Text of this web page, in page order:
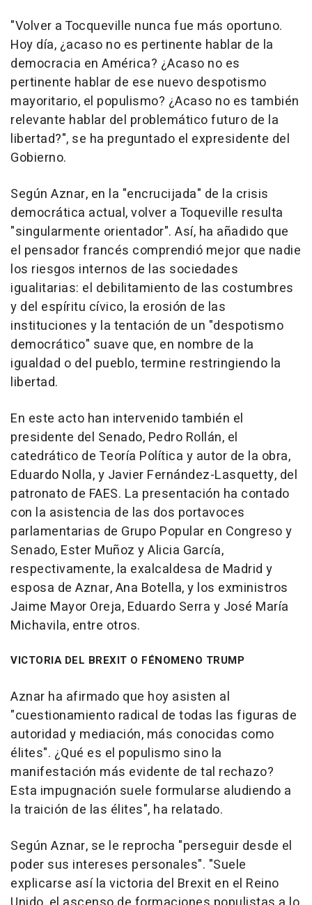
"Volver a Tocqueville nunca fue más oportuno.
Hoy día, ¿acaso no es pertinente hablar de la
democracia en América? ¿Acaso no es
pertinente hablar de ese nuevo despotismo
mayoritario, el populismo? ¿Acaso no es también
relevante hablar del problemático futuro de la
libertad?", se ha preguntado el expresidente del
Gobierno.
Según Aznar, en la "encrucijada" de la crisis
democrática actual, volver a Toqueville resulta
"singularmente orientador". Así, ha añadido que
el pensador francés comprendió mejor que nadie
los riesgos internos de las sociedades
igualitarias: el debilitamiento de las costumbres
y del espíritu cívico, la erosión de las
instituciones y la tentación de un "despotismo
democrático" suave que, en nombre de la
igualdad o del pueblo, termine restringiendo la
libertad.
En este acto han intervenido también el
presidente del Senado, Pedro Rollán, el
catedrático de Teoría Política y autor de la obra,
Eduardo Nolla, y Javier Fernández-Lasquetty, del
patronato de FAES. La presentación ha contado
con la asistencia de las dos portavoces
parlamentarias de Grupo Popular en Congreso y
Senado, Ester Muñoz y Alicia García,
respectivamente, la exalcaldesa de Madrid y
esposa de Aznar, Ana Botella, y los exministros
Jaime Mayor Oreja, Eduardo Serra y José María
Michavila, entre otros.
VICTORIA DEL BREXIT O FÉNOMENO TRUMP
Aznar ha afirmado que hoy asisten al
"cuestionamiento radical de todas las figuras de
autoridad y mediación, más conocidas como
élites". ¿Qué es el populismo sino la
manifestación más evidente de tal rechazo?
Esta impugnación suele formularse aludiendo a
la traición de las élites", ha relatado.
Según Aznar, se le reprocha "perseguir desde el
poder sus intereses personales". "Suele
explicarse así la victoria del Brexit en el Reino